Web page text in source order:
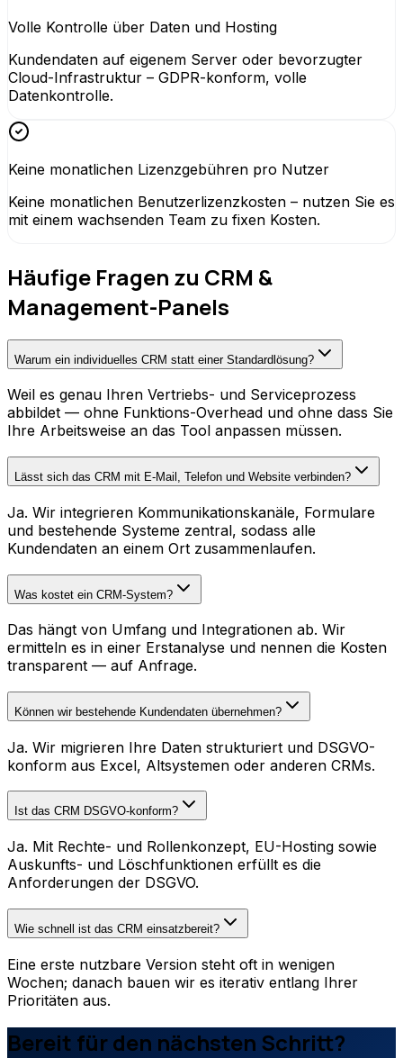
Volle Kontrolle über Daten und Hosting
Kundendaten auf eigenem Server oder bevorzugter
Cloud-Infrastruktur – GDPR-konform, volle
Datenkontrolle.
Keine monatlichen Lizenzgebühren pro Nutzer
Keine monatlichen Benutzerlizenzkosten – nutzen Sie es
mit einem wachsenden Team zu fixen Kosten.
Häufige Fragen zu CRM &
Management-Panels
Warum ein individuelles CRM statt einer Standardlösung?
Weil es genau Ihren Vertriebs- und Serviceprozess
abbildet — ohne Funktions-Overhead und ohne dass Sie
Ihre Arbeitsweise an das Tool anpassen müssen.
Lässt sich das CRM mit E-Mail, Telefon und Website verbinden?
Ja. Wir integrieren Kommunikationskanäle, Formulare
und bestehende Systeme zentral, sodass alle
Kundendaten an einem Ort zusammenlaufen.
Was kostet ein CRM-System?
Das hängt von Umfang und Integrationen ab. Wir
ermitteln es in einer Erstanalyse und nennen die Kosten
transparent — auf Anfrage.
Können wir bestehende Kundendaten übernehmen?
Ja. Wir migrieren Ihre Daten strukturiert und DSGVO-
konform aus Excel, Altsystemen oder anderen CRMs.
Ist das CRM DSGVO-konform?
Ja. Mit Rechte- und Rollenkonzept, EU-Hosting sowie
Auskunfts- und Löschfunktionen erfüllt es die
Anforderungen der DSGVO.
Wie schnell ist das CRM einsatzbereit?
Eine erste nutzbare Version steht oft in wenigen
Wochen; danach bauen wir es iterativ entlang Ihrer
Prioritäten aus.
Bereit für den nächsten Schritt?